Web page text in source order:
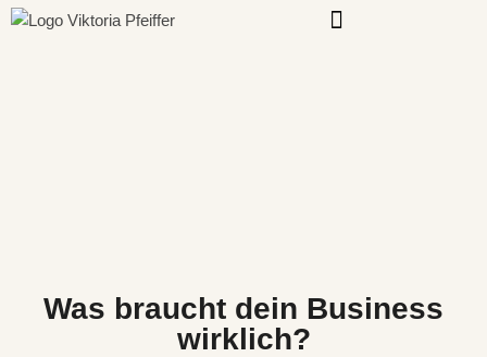
Was braucht dein Business
wirklich?